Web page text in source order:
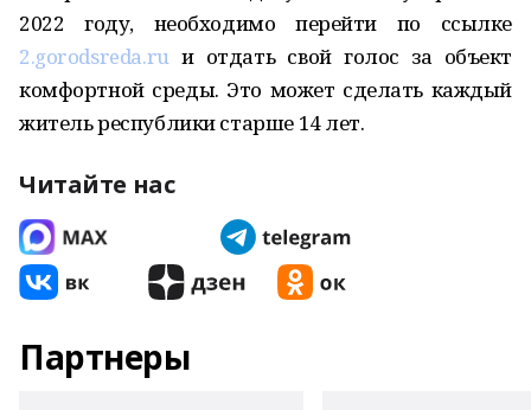
2022 году, необходимо перейти по ссылке
2.gorodsreda.ruи отдать свой голос за объект
комфортной среды. Это может сделать каждый
житель республики старше 14 лет.
Читайте нас
Партнеры